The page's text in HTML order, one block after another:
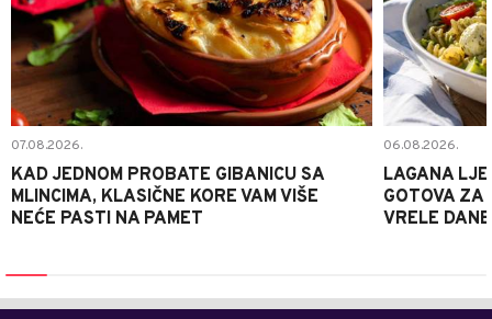
07.08.2026.
KAD JEDNOM PROBATE GIBANICU SA
MLINCIMA, KLASIČNE KORE VAM VIŠE
NEĆE PASTI NA PAMET
06.08.2026.
LAGANA
GOTOVA ZA
VRELE DANE